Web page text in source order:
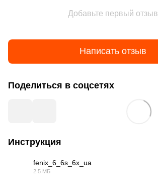
Добавьте первый отзыв
Написать отзыв
Поделиться в соцсетях
Инструкция
fenix_6_6s_6x_ua
2.5 МБ